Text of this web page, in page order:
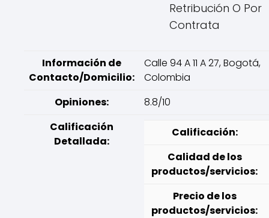
Retribución O Por
Contrata
Información de
Contacto/Domicilio:
Calle 94 A 11 A 27, Bogotá,
Colombia
Opiniones:
8.8/10
Calificación
Detallada:
Calificación:
Calidad de los
productos/servicios:
Precio de los
productos/servicios: